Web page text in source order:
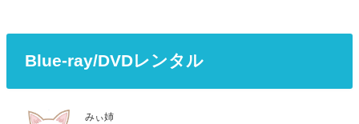
Blue-ray/DVDレンタル
みぃ姉